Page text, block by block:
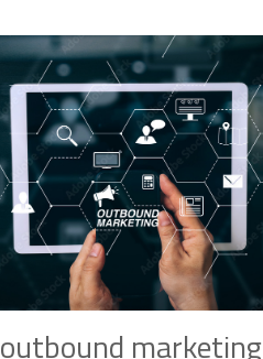
outbound marketing